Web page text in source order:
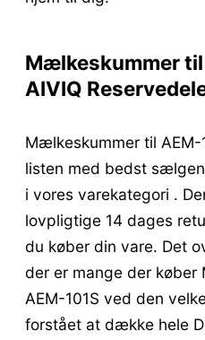
Mælkeskummer til
AIVIQ
Mælkeskummer til
listen med bedst
i vores varekategori .
lovpligtige 14 dages
du køber din vare. Det
der er mange der
AEM-101S ved den
forstået at dække hele